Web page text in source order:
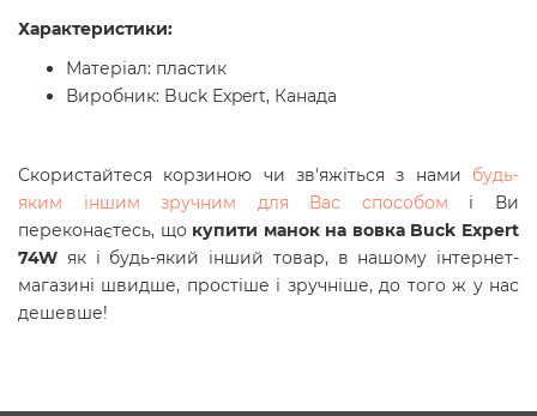
Характеристики:
Матеріал: пластик
Виробник: Buck Expert, Канада
Скористайтеся корзиною чи зв'яжіться з нами будь-
яким іншим зручним для Вас способом і Ви
переконаєтесь, що купити манок на вовка Buck Expert
74W як і будь-який інший товар, в нашому інтернет-
магазині швидше, простіше і зручніше, до того ж у нас
дешевше!